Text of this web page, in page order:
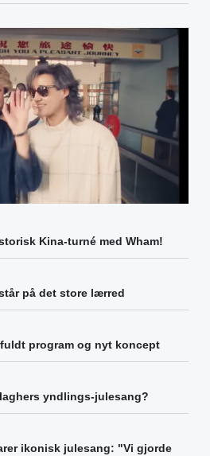
Kina-turné med Wham!
på det store lærred
program og nyt koncept
yndlings-julesang?
ikonisk julesang: "Vi gjorde